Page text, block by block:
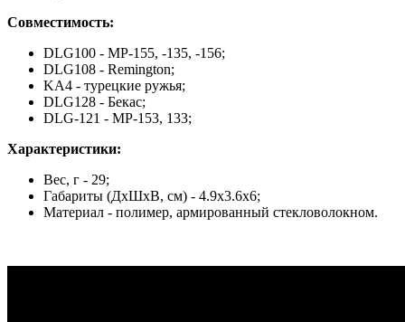
Совместимость:
DLG100 - МР-155, -135, -156;
DLG108 - Remington;
KA4 - турецкие ружья;
DLG128 - Бекас;
DLG-121 - МР-153, 133;
Характеристики:
Вес, г - 29;
Габариты (ДхШхВ, см) - 4.9х3.6х6;
Материал - полимер, армированный стекловолокном.